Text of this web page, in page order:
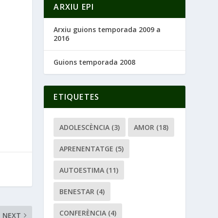
NEXT
ARXIU EPI
Arxiu guions temporada 2009 a
2016
Guions temporada 2008
ETIQUETES
ADOLESCÈNCIA (3) AMOR (18)
APRENENTATGE (5)
AUTOESTIMA (11)
BENESTAR (4)
CONFERÈNCIA (4)